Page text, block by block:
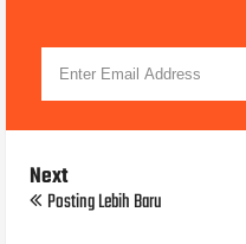
Next
Posting Lebih Baru